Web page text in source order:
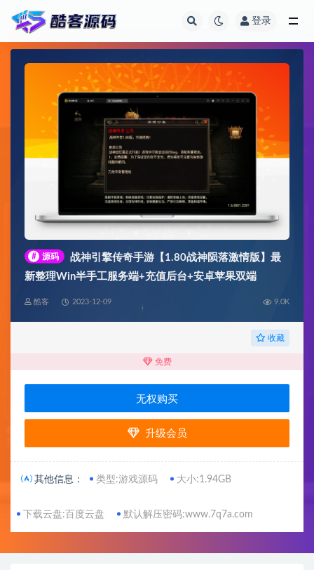
登录
# 源码
战神引擎传奇手游【1.80战神陨落激情版】最
新整理Win半手工服务端+充值后台+安卓苹果双端
酷客 2023-12-09 9.0K
收藏
免费
无权购买
升级会员
其他信息： 类型:游戏源码 大小:1.94GB
下载云盘:百度云盘 默认解压密码:www.7q7a.com